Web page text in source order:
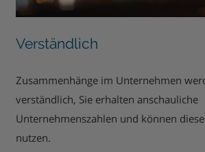
Verständlich
Zusammenhänge im Unternehmen
verständlich, Sie erhalten anschauliche
Unternehmenszahlen und können
nutzen.